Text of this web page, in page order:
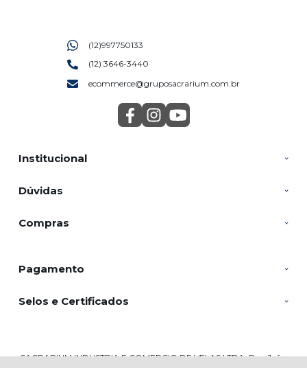
Institucional
Dúvidas
Compras
(12)997750133
(12) 3646-3440
ecommerce@gruposacrarium.com.br
Pagamento
Selos e Certificados
SACRARIUM INDUSTRIA E COMERCIO DE VELAS LTDA, Rua João